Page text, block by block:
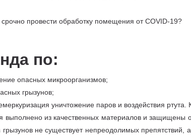
провести обработку помещения от COVID-19?
по:
опасных микроорганизмов;
грызунов;
уничтожение паров и воздействия ртута.
выполнено из качественных материалов и защищены
не существует непреодолимых